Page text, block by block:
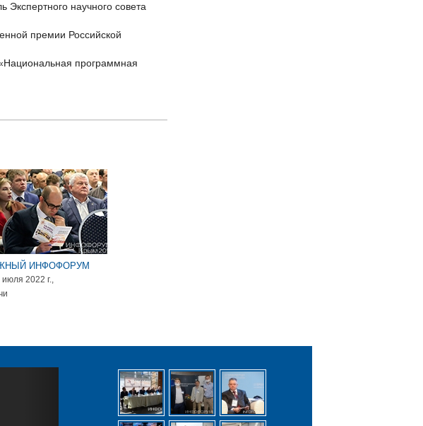
научного совета
премии Российской
программная
ИНФОФОРУМ
июля 2022 г.,